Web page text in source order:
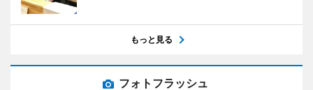
もっと見る
フォトフラッシュ